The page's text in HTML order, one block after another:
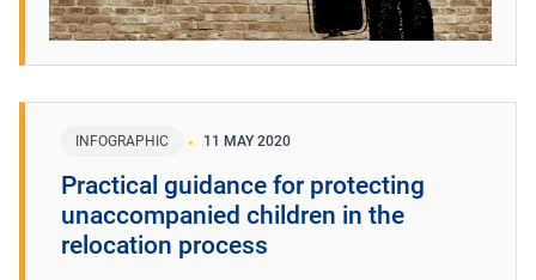
INFOGRAPHIC 11 MAY 2020
Practical guidance for protecting
unaccompanied children in the
relocation process